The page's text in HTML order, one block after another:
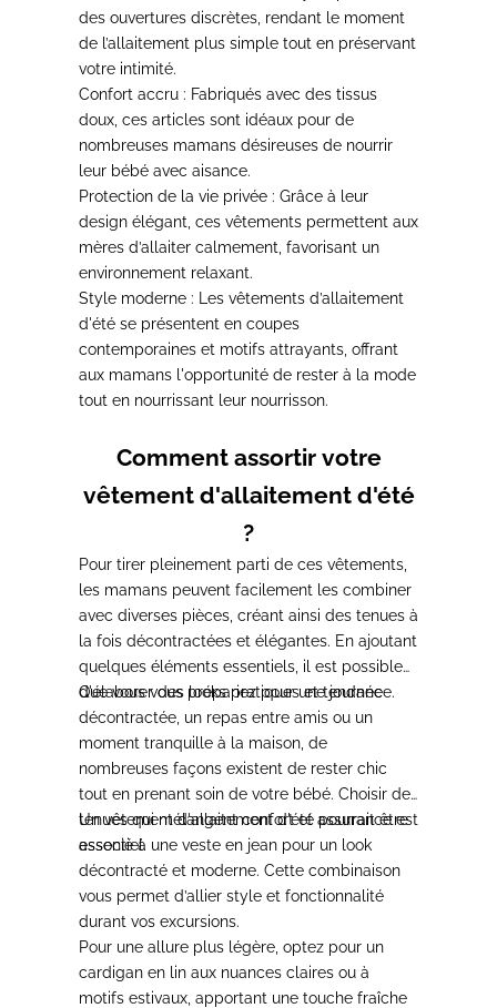
des ouvertures discrètes, rendant le moment
de l’allaitement plus simple tout en préservant
votre intimité.
Confort accru : Fabriqués avec des tissus
doux, ces articles sont idéaux pour de
nombreuses mamans désireuses de nourrir
leur bébé avec aisance.
Protection de la vie privée : Grâce à leur
design élégant, ces vêtements permettent aux
mères d’allaiter calmement, favorisant un
environnement relaxant.
Style moderne : Les vêtements d’allaitement
d'été se présentent en coupes
contemporaines et motifs attrayants, offrant
aux mamans l'opportunité de rester à la mode
tout en nourrissant leur nourrisson.
Comment assortir votre
vêtement d'allaitement d'été
?
Pour tirer pleinement parti de ces vêtements,
les mamans peuvent facilement les combiner
avec diverses pièces, créant ainsi des tenues à
la fois décontractées et élégantes. En ajoutant
quelques éléments essentiels, il est possible
d'élaborer des looks pratiques et tendance.
Que vous vous prépariez pour une journée
décontractée, un repas entre amis ou un
moment tranquille à la maison, de
nombreuses façons existent de rester chic
tout en prenant soin de votre bébé. Choisir des
tenues qui mélangent confort et assurance est
essentiel.
Un vêtement d'allaitement d'été pourrait être
associé à une veste en jean pour un look
décontracté et moderne. Cette combinaison
vous permet d’allier style et fonctionnalité
durant vos excursions.
Pour une allure plus légère, optez pour un
cardigan en lin aux nuances claires ou à
motifs estivaux , apportant une touche fraîche